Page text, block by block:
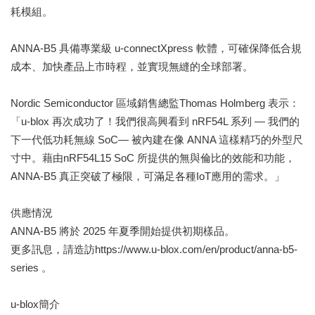
耗模組。
ANNA-B5 具備專業級 u-connectXpress 軟體，可確保降低合規
成本、加快產品上市時程，並實現無縫的全球部署。
Nordic Semiconductor 區域銷售總監Thomas Holmberg 表示：
「u-blox 再次成功了！我們很高興看到 nRF54L 系列 — 我們的
下一代低功耗無線 SoC— 被內建在像 ANNA 這樣精巧的外型尺
寸中。藉由nRF54L15 SoC 所提供的無與倫比的效能和功能，
ANNA-B5 真正突破了極限，可滿足各種IoT應用的需求。」
供應情況
ANNA-B5 將於 2025 年夏季開始提供初期樣品。
更多訊息，請造訪https://www.u-blox.com/en/product/anna-b5-
series 。
u-blox簡介